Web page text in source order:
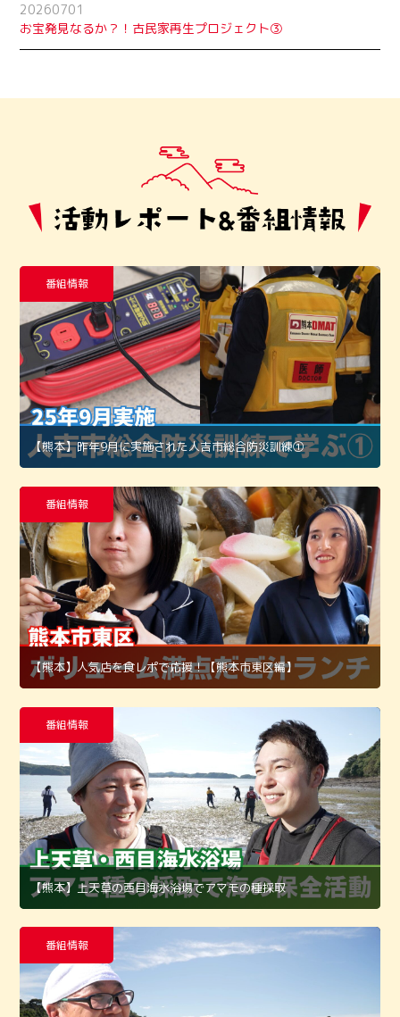
20260701
お宝発見なるか？！古民家再生プロジェクト➂
番組情報
【熊本】昨年9月に実施された人吉市総合防災訓練①
番組情報
【熊本】人気店を食レポで応援！【熊本市東区編】
番組情報
【熊本】上天草の西目海水浴場でアマモの種採取
番組情報